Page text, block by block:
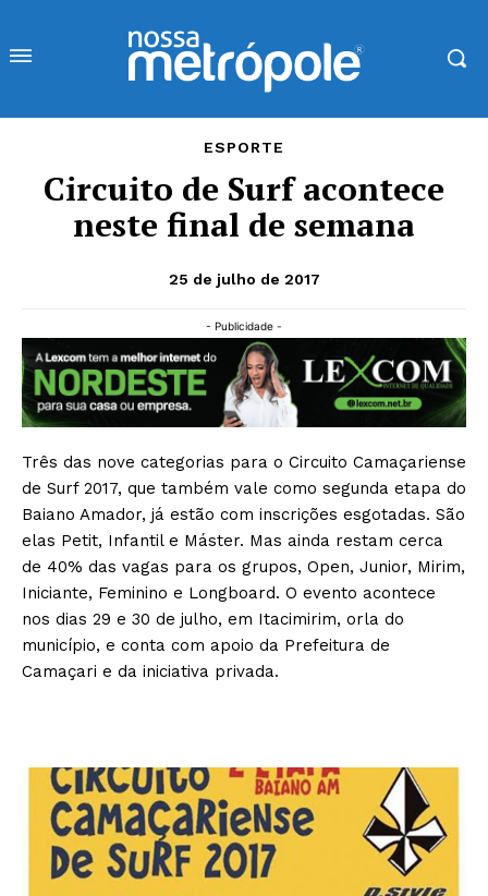
ESPORTE
Circuito de Surf acontece
neste final de semana
25 de julho de 2017
- Publicidade -
Três das nove categorias para o Circuito Camaçariense
de Surf 2017, que também vale como segunda etapa do
Baiano Amador, já estão com inscrições esgotadas. São
elas Petit, Infantil e Máster. Mas ainda restam cerca
de 40% das vagas para os grupos, Open, Junior, Mirim,
Iniciante, Feminino e Longboard. O evento acontece
nos dias 29 e 30 de julho, em Itacimirim, orla do
município, e conta com apoio da Prefeitura de
Camaçari e da iniciativa privada.